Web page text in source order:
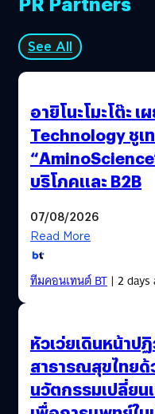
See All
อายิโนะโมะโต๊ะ
Technology ชูเ
บริโภคและ B2B
07/08/2026
Read More
ทีมคอนเทนต์ BT| 2 days
หัวเว่ยเดินหน้าป
สาธารณสุขไทยด้
นวัตกรรมเปลี่ยน